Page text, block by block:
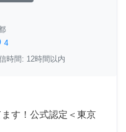
4
時間: 12時間以内
す！公式認定＜東京